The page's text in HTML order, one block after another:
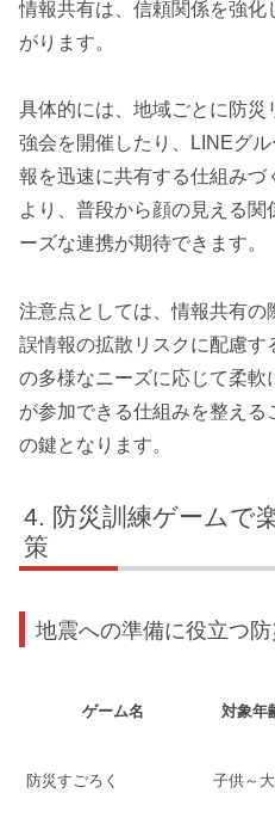
情報共有は、信頼関係を強
がります。
具体的には、地域ごとに防
強会を開催したり、LINEグ
報を迅速に共有する仕組みづ
より、普段から顔の見える
ーズな連携が期待できます。
注意点としては、情報共有の
誤情報の拡散リスクに配慮
の多様なニーズに応じて柔
が参加できる仕組みを整え
の鍵となります。
防災訓練ゲームで
策
地震への準備に役立つ
ゲーム名 対象年
防災すごろく 子供～